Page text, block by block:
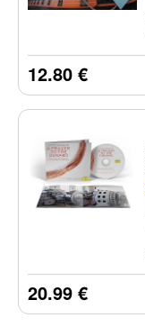
12.80 €
20.99 €